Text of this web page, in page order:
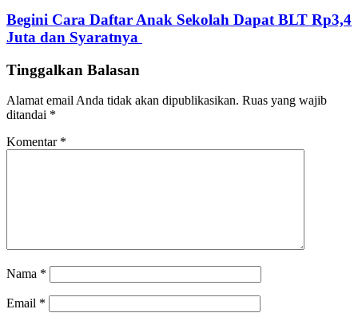
Begini Cara Daftar Anak Sekolah Dapat BLT Rp3,4
Juta dan Syaratnya
Tinggalkan Balasan
Alamat email Anda tidak akan dipublikasikan. Ruas yang wajib
ditandai *
Komentar *
Nama *
Email *